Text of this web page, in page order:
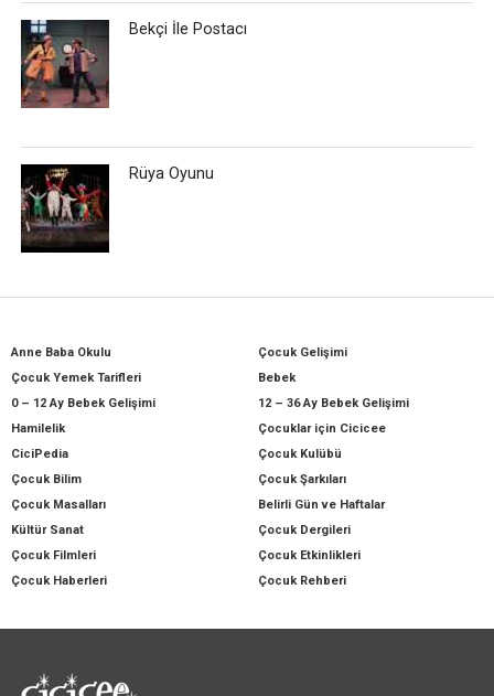
Bekçi İle Postacı
Rüya Oyunu
Anne Baba Okulu
Çocuk Gelişimi
Çocuk Yemek Tarifleri
Bebek
0 – 12 Ay Bebek Gelişimi
12 – 36 Ay Bebek Gelişimi
Hamilelik
Çocuklar için Cicicee
CiciPedia
Çocuk Kulübü
Çocuk Bilim
Çocuk Şarkıları
Çocuk Masalları
Belirli Gün ve Haftalar
Kültür Sanat
Çocuk Dergileri
Çocuk Filmleri
Çocuk Etkinlikleri
Çocuk Haberleri
Çocuk Rehberi